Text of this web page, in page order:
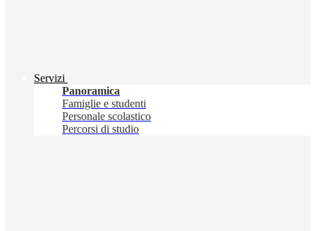
Servizi
Panoramica
Famiglie e studenti
Personale scolastico
Percorsi di studio